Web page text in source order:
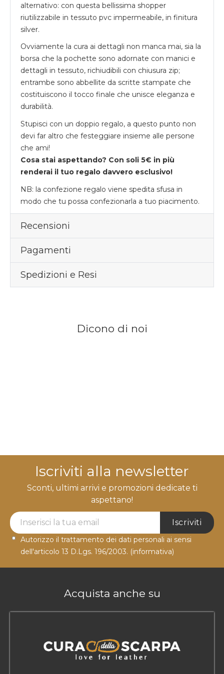
alternativo: con questa bellissima shopper
riutilizzabile in tessuto pvc impermeabile, in finitura
silver.
Ovviamente la cura ai dettagli non manca mai, sia la
borsa che la pochette sono adornate con manici e
dettagli in tessuto, richiudibili con chiusura zip;
entrambe sono abbellite da scritte stampate che
costituiscono il tocco finale che unisce eleganza e
durabilità.
Stupisci con un doppio regalo, a questo punto non
devi far altro che festeggiare insieme alle persone
che ami!
Cosa stai aspettando? Con soli 5€ in più
renderai il tuo regalo davvero esclusivo!
NB: la confezione regalo viene spedita sfusa in
modo che tu possa confezionarla a tuo piacimento.
Recensioni
Pagamenti
Spedizioni e Resi
Dicono di noi
Iscriviti alla newsletter
Sconti, ultimi arrivi e promozioni dedicate ti
aspettano!
Newsletter Label
Iscriviti
Autorizzo il trattamento dei dati personali ai sensi
dell'articolo 13 D.Lgs. 196/2003. (informativa)
Acquista anche su